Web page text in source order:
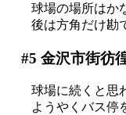
球場の場所はか
後は方角だけ勘
#5 金沢市街彷
球場に続くと思
ようやくバス停